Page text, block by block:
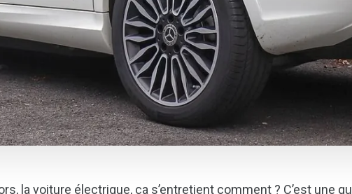
la voiture électrique, ça s’entretient comment ? C’est une